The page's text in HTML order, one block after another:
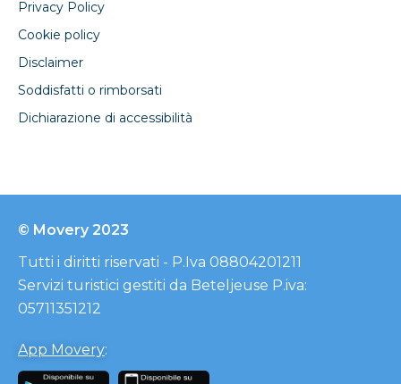
Privacy Policy
Cookie policy
Disclaimer
Soddisfatti o rimborsati
Dichiarazione di accessibilità
© Movery 2023
Tutti i diritti riservati - P.Iva 08804201211
Servizi turistici gestiti da Beteljeuse P.iva:
05711351212
App Movery: